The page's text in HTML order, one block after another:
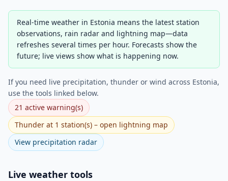
Real-time weather in Estonia means the latest station
observations, rain radar and lightning map—data
refreshes several times per hour. Forecasts show the
future; live views show what is happening now.
If you need live precipitation, thunder or wind across Estonia,
use the tools linked below.
21 active warning(s)
Thunder at 1 station(s) – open lightning map
View precipitation radar
Live weather tools